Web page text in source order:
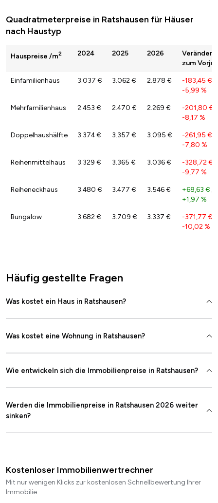
Quadratmeterpreise in Ratshausen für Häuser
nach Haustyp
Hauspreise /m2 2024 2025 2026
zum
Einfamilienhaus 3.037 € 3.062 € 2.878 € -183,45 €
-5,99 %
Mehrfamilienhaus 2.453 € 2.470 € 2.269 € -201,80 €
-8,17 %
Doppelhaushälfte 3.374 € 3.357 € 3.095 € -261,95 €
-7,80 %
Reihenmittelhaus 3.329 € 3.365 € 3.036 € -328,72 €
-9,77 %
Reiheneckhaus 3.480 € 3.477 € 3.546 € +68,63 € /
+1,97 %
Bungalow 3.682 € 3.709 € 3.337 € -371,77 €
-10,02 %
Häufig gestellte Fragen
Was kostet ein Haus in Ratshausen?
Was kostet eine Wohnung in Ratshausen?
Wie entwickeln sich die Immobilienpreise in Ratshausen?
Werden die Immobilienpreise in Ratshausen 2026 weiter
sinken?
Kostenloser Immobilienwertrechner
Mit nur wenigen Klicks zur kostenlosen Schnellbewertung Ihrer
Immobilie.